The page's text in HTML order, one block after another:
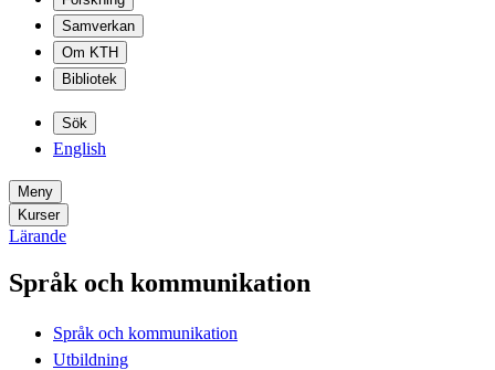
Samverkan
Om KTH
Bibliotek
Sök
English
Meny
Kurser
Lärande
Språk och kommunikation
Språk och kommunikation
Utbildning